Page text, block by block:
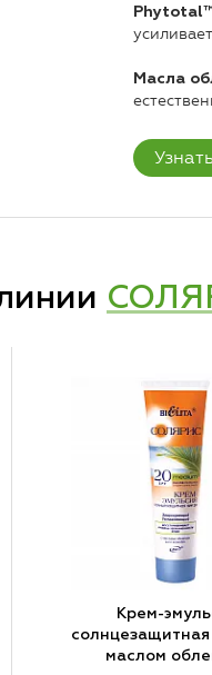
Phytotal™
Масла
Крем-
солнцезащитная
маслом